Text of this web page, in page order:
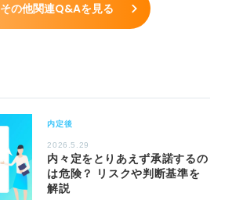
その他関連Q&Aを見る
内定後
2026.5.29
内々定をとりあえず承諾するの
は危険？ リスクや判断基準を
解説